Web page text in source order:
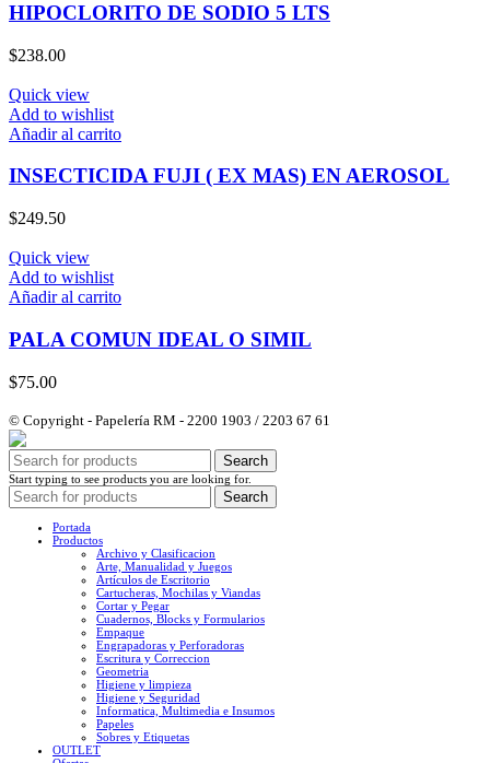
HIPOCLORITO DE SODIO 5 LTS
$238.00
Quick view
Add to wishlist
Añadir al carrito
INSECTICIDA FUJI ( EX MAS) EN AEROSOL
$249.50
Quick view
Add to wishlist
Añadir al carrito
PALA COMUN IDEAL O SIMIL
$75.00
© Copyright - Papelería RM - 2200 1903 / 2203 67 61
Search
Start typing to see products you are looking for.
Search
Portada
Productos
Archivo y Clasificacion
Arte, Manualidad y Juegos
Artículos de Escritorio
Cartucheras, Mochilas y Viandas
Cortar y Pegar
Cuadernos, Blocks y Formularios
Empaque
Engrapadoras y Perforadoras
Escritura y Correccion
Geometria
Higiene y limpieza
Higiene y Seguridad
Informatica, Multimedia e Insumos
Papeles
Sobres y Etiquetas
OUTLET